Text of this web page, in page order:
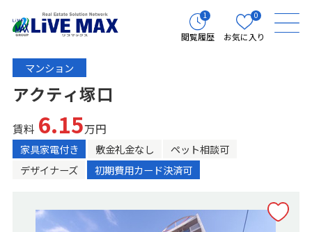
1
閲覧履歴
0
お気に入り
マンション
アクティ塚口
賃料 6.15万円
家具家電付き 敷金礼金なし
ペット相談可
デザイナーズ
初期費用カード決済可